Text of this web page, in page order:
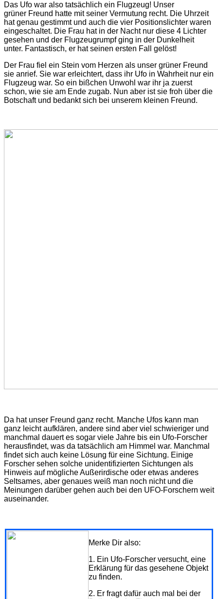
Das Ufo war also tatsächlich ein Flugzeug! Unser
grüner Freund hatte mit seiner Vermutung recht. Die Uhrzeit
hat genau gestimmt und auch die vier Positionslichter waren
eingeschaltet. Die Frau hat in der Nacht nur diese 4 Lichter
gesehen und der Flugzeugrumpf ging in der Dunkelheit
unter. Fantastisch, er hat seinen ersten Fall gelöst!
Der Frau fiel ein Stein vom Herzen als unser grüner Freund
sie anrief. Sie war erleichtert, dass ihr Ufo in Wahrheit nur ein
Flugzeug war. So ein bißchen Unwohl war ihr ja zuerst
schon, wie sie am Ende zugab. Nun aber ist sie froh über die
Botschaft und bedankt sich bei unserem kleinen Freund.
Da hat unser Freund ganz recht. Manche Ufos kann man
ganz leicht aufklären, andere sind aber viel schwieriger und
manchmal dauert es sogar viele Jahre bis ein Ufo-Forscher
herausfindet, was da tatsächlich am Himmel war. Manchmal
findet sich auch keine Lösung für eine Sichtung. Einige
Forscher sehen solche unidentifizierten Sichtungen als
Hinweis auf mögliche Außerirdische oder etwas anderes
Seltsames, aber genaues weiß man noch nicht und die
Meinungen darüber gehen auch bei den UFO-Forschern weit
auseinander.
Merke Dir also:
1. Ein Ufo-Forscher versucht, eine
Erklärung für das gesehene Objekt
zu finden.
2. Er fragt dafür auch mal bei der